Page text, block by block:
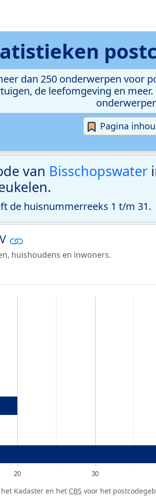
dan 250 onderwerpen voor
de leefomgeving en
Pagina
van Bisschopswater
de huisnummerreeks 1 t/m 31.
huishoudens en inwoners.
20 30
Kadaster en het CBS voor het